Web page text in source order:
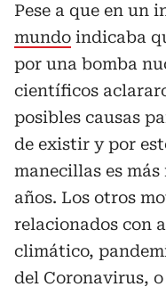
Pese a que en un
mundo indicaba
por una bomba
científicos
posibles causas
de existir y por
manecillas es
años. Los otros
relacionados con
climático,
del Coronavirus,